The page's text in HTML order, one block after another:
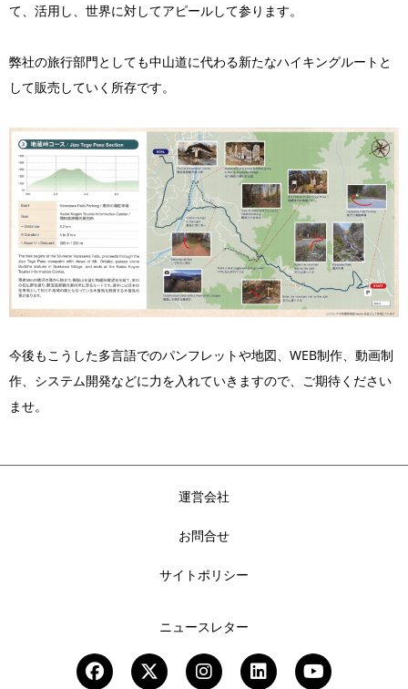
て、活用し、世界に対してアピールして参ります。
弊社の旅行部門としても中山道に代わる新たなハイキングルートと
して販売していく所存です。
今後もこうした多言語でのパンフレットや地図、WEB制作、動画制
作、システム開発などに力を入れていきますので、ご期待ください
ませ。
運営会社
お問合せ
サイトポリシー
ニュースレター